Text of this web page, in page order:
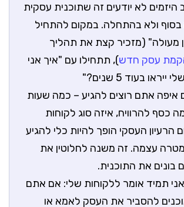
היזמים לא יודעים זה שתוכנית עסקית
ולא בהתחלה. במקום להתחיל
מעולה" (מזכיר קצת את תהליך
עסק חדש), תתחילו עם "איך אני
בעוד 5 שנים?"
איפה אתם רוצים להגיע – כמה שעות
כסף להרוויח, איזה סוג לקוחות
הרעיון העסקי הופך להיות כלי להגיע
עצמה. זה משנה לחלוטין את
בונים את התוכנית.
תמיד אומר ללקוחות שלי: אם אתם
להסביר את העסק לאמא או